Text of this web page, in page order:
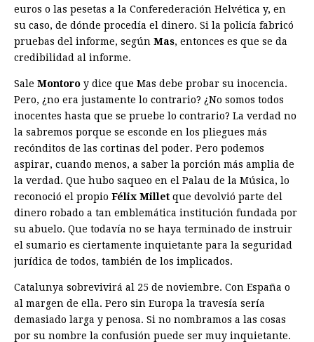
euros o las pesetas a la Conferederación Helvética y, en
su caso, de dónde procedía el dinero. Si la policía fabricó
pruebas del informe, según Mas, entonces es que se da
credibilidad al informe.
Sale Montoro y dice que Mas debe probar su inocencia.
Pero, ¿no era justamente lo contrario? ¿No somos todos
inocentes hasta que se pruebe lo contrario? La verdad no
la sabremos porque se esconde en los pliegues más
recónditos de las cortinas del poder. Pero podemos
aspirar, cuando menos, a saber la porción más amplia de
la verdad. Que hubo saqueo en el Palau de la Música, lo
reconoció el propio Félix Millet que devolvió parte del
dinero robado a tan emblemática institución fundada por
su abuelo. Que todavía no se haya terminado de instruir
el sumario es ciertamente inquietante para la seguridad
jurídica de todos, también de los implicados.
Catalunya sobrevivirá al 25 de noviembre. Con España o
al margen de ella. Pero sin Europa la travesía sería
demasiado larga y penosa. Si no nombramos a las cosas
por su nombre la confusión puede ser muy inquietante.